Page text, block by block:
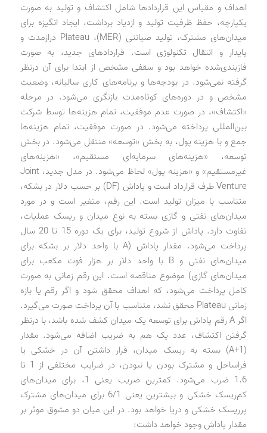
اهداف و مقیاس این قراردادها شامل اکتشاف و تولید به صورت
یکپارچه، حفظ ظرفیت تولید و ازدیاد برداشت، ایجاد انگیزه برای
میدان‌های مشترک، تولید صیانتی (MER)، Plateau درازمدت و
پایدار و انتقال تکنولوژی است. قراردادهای جدید، به صورت
فازبندی‌شده خواهد بود و سقفی مشخص از ابتدا برای آن درنظر
گرفته نمی‌شود. در بودجه‌ها و برنامه‌های کاری سالیانه، وضعیت
مشخص و در دوره‌های کوتاه‌مدت بازنگری می‌شود. در مرحله
«اکتشاف»، در صورت عدم موفقیت، تمام هزینه‌ها توسط شرکت
بین‌المللی پرداخته می‌شود. در صورت موفقیت، تمام هزینه‌ها
جمع و با هزینه پول، به بخش «توسعه» منتقل می‌شود. در بخش
توسعه، «هزینه‌های سرمایه‌ای مستقیم»، «هزینه‌های
غیرمستقیم» و «هزینه پول» لحاظ می‌شود. در مدل جدید، Joint
Venture طرف قرارداد است و پاداش (DF) بر حسب دلار در بشکه،
متناسب با میزان تولید است. این رقم، متغیر است و در مورد
میدان‌های نفتی و گازی بسته به نوع میدان و ریسک عملیات،
تفاوت دارد. پاداش از شروع تولید، برای یک دوره 15 تا 20 سال
پرداخت می‌شود. مقدار پاداش (A با واحد دلار بر بشکه برای
میدان‌های نفتی و B با واحد دلار بر هزار فوت مکعب برای
میدان‌های گازی) موضوع مناقصه است. این رقم زمانی به صورت
کامل پرداخت می‌شود، که اهداف محقق شود و اگر رقم یا بازه
زمانی Plateau محقق نشد، متناسب با آن پرداخت صورت می‌گیرد.
اگر A رقم پاداش برای توسعه یک میدان کشف شده باشد، با درنظر
گرفتن اکتشاف، عدد یک هم به ضریب اضافه می‌شود. مقدار
(A+1) بسته به ریسک میدان، قرار داشتن آن در خشکی یا
فراساحل و مشترک بودن یا نبودن، در ضرایب مختلفی از 1 تا
1.6 ضرب می‌شود. کمترین ضریب یعنی 1، برای میدان‌های
کم‌ریسک خشکی و بیشترین یعنی 6/1 برای میدان‌های مشترک
پرریسک خشکی و دریا خواهد بود. در این میان دو مشوق موثر بر
مقدار پاداش وجود خواهد داشت: